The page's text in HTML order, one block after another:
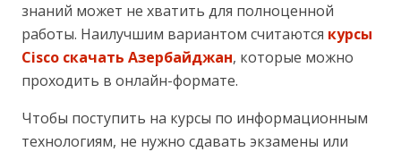
знаний может не хватить для полноценной
работы. Наилучшим вариантом считаются курсы
Cisco скачать Азербайджан, которые можно
проходить в онлайн-формате.
Чтобы поступить на курсы по информационным
технологиям, не нужно сдавать экзамены или